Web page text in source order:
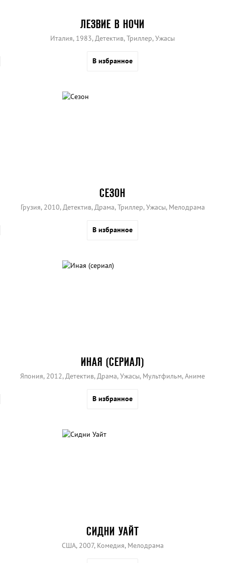
ЛЕЗВИЕ В НОЧИ
Италия, 1983, Детектив, Триллер, Ужасы
В избранное
СЕЗОН
Грузия, 2010, Детектив, Драма, Триллер, Ужасы, Мелодрама
В избранное
ИНАЯ (СЕРИАЛ)
Япония, 2012, Детектив, Драма, Ужасы, Мультфильм, Аниме
В избранное
СИДНИ УАЙТ
США, 2007, Комедия, Мелодрама